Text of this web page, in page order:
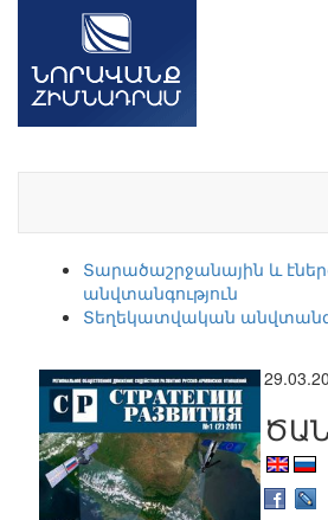
Տարածաշրջանային և
անվտանգություն
Տեղեկատվական